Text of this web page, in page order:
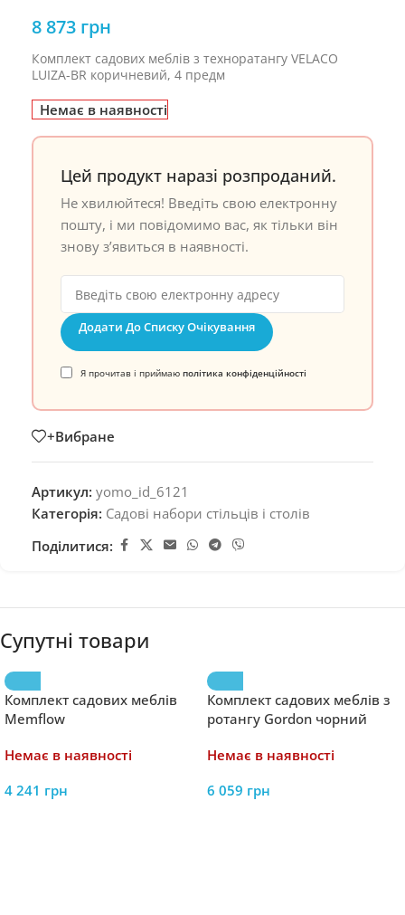
8 873 грн
Комплект садових меблів з техноратангу VELACO
LUIZA-BR коричневий, 4 предм
Немає в наявності
Цей продукт наразі розпроданий.
Не хвилюйтеся! Введіть свою електронну
пошту, і ми повідомимо вас, як тільки він
знову з’явиться в наявності.
Додати До Списку Очікування
Я прочитав і приймаю політика конфіденційності
+Вибране
Артикул: yomo_id_6121
Категорія: Садові набори стільців і столів
Поділитися:
Супутні товари
Комплект садових меблів
Memflow
Немає в наявності
4 241 грн
Комплект садових меблів з
ротангу Gordon чорний
Немає в наявності
6 059 грн